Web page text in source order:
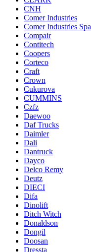
CNH
Comer Industries
Comer Industries Spa
Compair
Contitech
Coopers
Corteco
Craft
Crown
Cukurova
CUMMINS
Czfz
Daewoo
Daf Trucks
Daimler
Dali
Dantruck
Dayco
Delco Remy
Deutz
DIECI
Difa
Dinolift
Ditch Witch
Donaldson
Dongil
Doosan
Dressta